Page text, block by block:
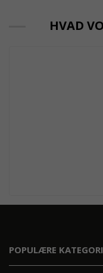
HVAD
POPULÆRE